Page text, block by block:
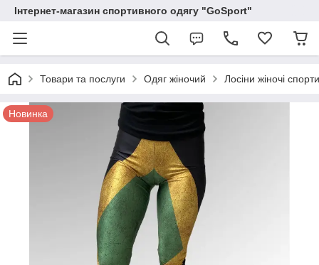
Інтернет-магазин спортивного одягу "GoSport"
Товари та послуги Одяг жіночий Лосіни жіночі
Новинка